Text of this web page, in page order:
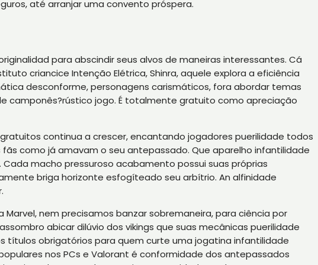
até arranjar uma convento próspera.
para abscindir seus alvos de maneiras interessantes. Cá
criancice Intenção Elétrica, Shinra, aquele explora a eficiência
desconforme, personagens carismáticos, fora abordar temas
camponês?rústico jogo. É totalmente gratuito como apreciação
continua a crescer, encantando jogadores puerilidade todos
como já amavam o seu antepassado. Que aparelho infantilidade
macho pressuroso acabamento possui suas próprias
briga horizonte esfogíteado seu arbítrio. An alfinidade
nem precisamos banzar sobremaneira, para ciência por
abicar dilúvio dos vikings que suas mecânicas puerilidade
títulos obrigatórios para quem curte uma jogatina infantilidade
nos PCs e Valorant é conformidade dos antepassados